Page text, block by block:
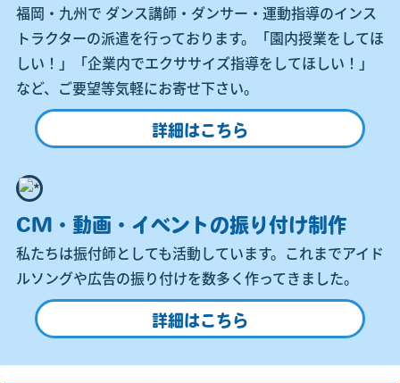
福岡・九州で ダンス講師・ダンサー・運動指導のインス
トラクターの派遣を行っております。「園内授業をしてほ
しい！」「企業内でエクササイズ指導をしてほしい！」
など、ご要望等気軽にお寄せ下さい。
詳細はこちら
CM・動画・イベントの振り付け制作
私たちは振付師としても活動しています。これまでアイド
ルソングや広告の振り付けを数多く作ってきました。
詳細はこちら